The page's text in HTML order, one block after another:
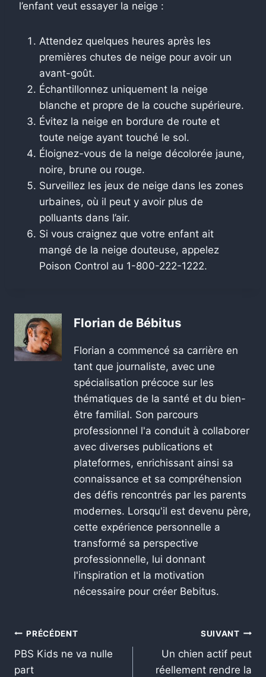
l’enfant veut essayer la neige :
Attendez quelques heures après les
premières chutes de neige pour avoir un
avant-goût.
Échantillonnez uniquement la neige
blanche et propre de la couche supérieure.
Évitez la neige en bordure de route et
toute neige ayant touché le sol.
Éloignez-vous de la neige décolorée jaune,
noire, brune ou rouge.
Surveillez les jeux de neige dans les zones
urbaines, où il peut y avoir plus de
polluants dans l’air.
Si vous craignez que votre enfant ait
mangé de la neige douteuse, appelez
Poison Control au 1-800-222-1222.
Florian de Bébitus
Florian a commencé sa carrière en
tant que journaliste, avec une
spécialisation précoce sur les
thématiques de la santé et du bien-
être familial. Son parcours
professionnel l'a conduit à collaborer
avec diverses publications et
plateformes, enrichissant ainsi sa
connaissance et sa compréhension
des défis rencontrés par les parents
modernes. Lorsqu'il est devenu père,
cette expérience personnelle a
transformé sa perspective
professionnelle, lui donnant
l'inspiration et la motivation
nécessaire pour créer Bebitus.
PRÉCÉDENT
PBS Kids ne va nulle
part
SUIVANT
Un chien actif peut
réellement rendre la